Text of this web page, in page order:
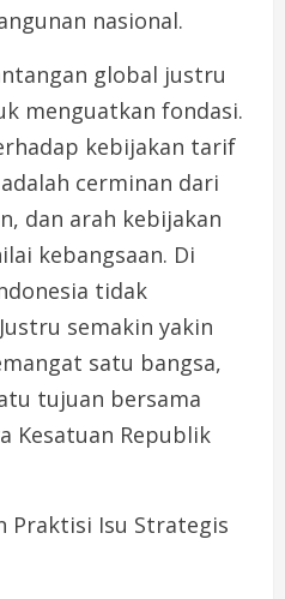
nasional.
global justru
menguatkan fondasi.
kebijakan tarif
cerminan dari
dan arah kebijakan
kebangsaan. Di
tidak
semakin yakin
satu bangsa,
tujuan bersama
Kesatuan Republik
Praktisi Isu Strategis